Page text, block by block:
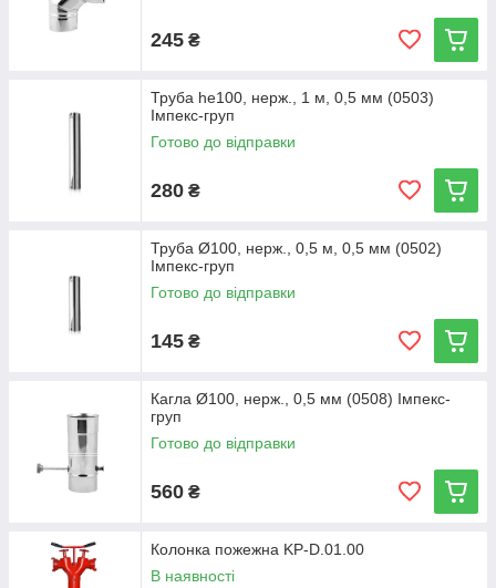
245 ₴
Труба he100, нерж., 1 м, 0,5 мм (0503)
Імпекс-груп
Готово до відправки
280 ₴
Труба Ø100, нерж., 0,5 м, 0,5 мм (0502)
Імпекс-груп
Готово до відправки
145 ₴
Кагла Ø100, нерж., 0,5 мм (0508) Імпекс-
груп
Готово до відправки
560 ₴
Колонка пожежна KP-D.01.00
В наявності